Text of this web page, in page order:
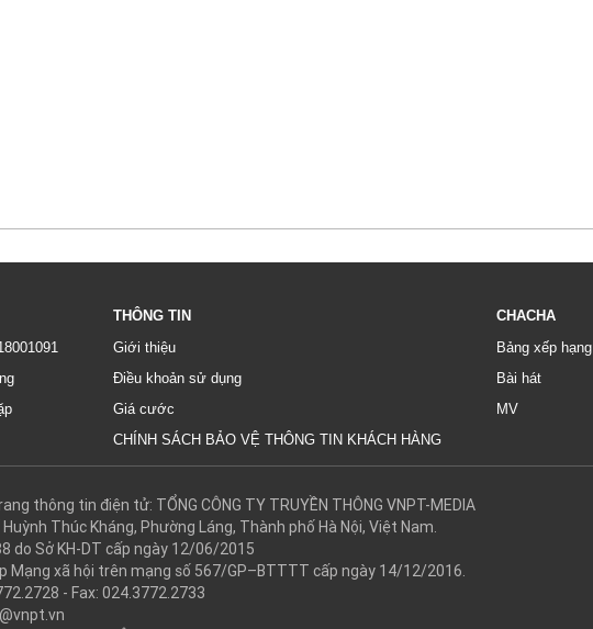
THÔNG TIN
Giới thiệu
Điều khoản sử dụng
Giá cước
CHÍNH SÁCH BẢO VỆ THÔNG TIN KHÁCH HÀNG
CHACHA
Bảng xếp hạng
Bài hát
MV
thông tin điện tử: TỔNG CÔNG TY TRUYỀN THÔNG VNPT-MEDIA
Thúc Kháng, Phường Láng, Thành phố Hà Nội, Việt Nam.
do Sở KH-DT cấp ngày 12/06/2015
Mạng xã hội trên mạng số 567/GP–BTTTT cấp ngày 14/12/2016.
- Fax: 024.3772.2733